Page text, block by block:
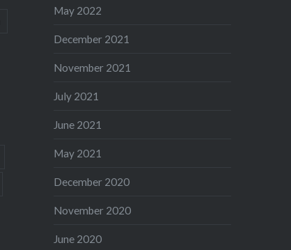
May 2022
December 2021
November 2021
July 2021
June 2021
May 2021
December 2020
November 2020
June 2020